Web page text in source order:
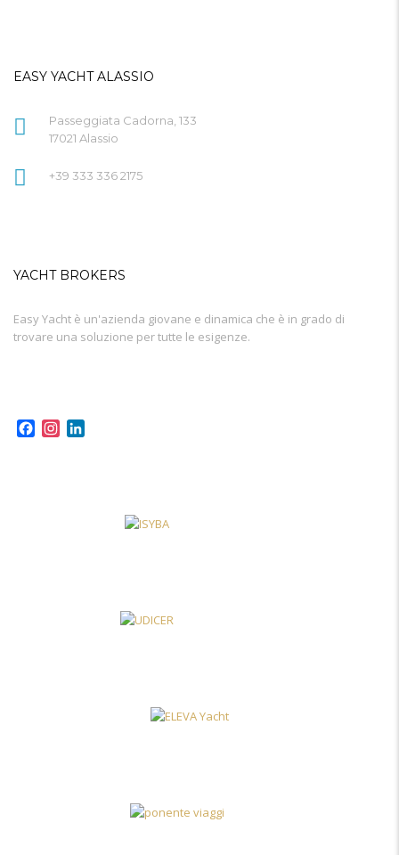
EASY YACHT ALASSIO
Passeggiata Cadorna, 133
17021 Alassio
+39 333 336 2175
YACHT BROKERS
Easy Yacht è un'azienda giovane e dinamica che è in grado di
trovare una soluzione per tutte le esigenze.
FacebookInstagram